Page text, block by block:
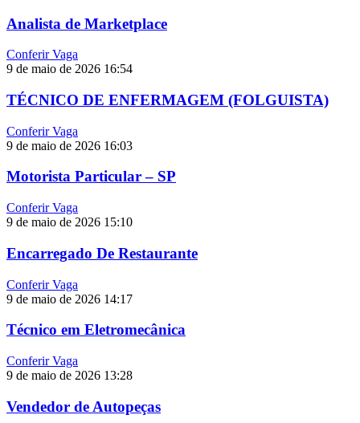
Analista de Marketplace
Conferir Vaga
9 de maio de 2026 16:54
TÉCNICO DE ENFERMAGEM (FOLGUISTA)
Conferir Vaga
9 de maio de 2026 16:03
Motorista Particular – SP
Conferir Vaga
9 de maio de 2026 15:10
Encarregado De Restaurante
Conferir Vaga
9 de maio de 2026 14:17
Técnico em Eletromecânica
Conferir Vaga
9 de maio de 2026 13:28
Vendedor de Autopeças